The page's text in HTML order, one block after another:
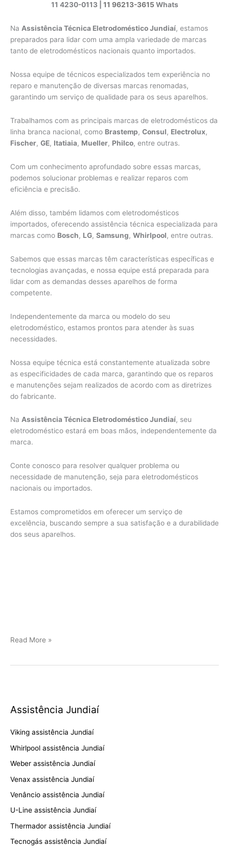
11 4230-0113 | 11 96213-3615 Whats
Na Assistência Técnica Eletrodoméstico Jundiaí, estamos
preparados para lidar com uma ampla variedade de marcas
tanto de eletrodomésticos nacionais quanto importados.
Nossa equipe de técnicos especializados tem experiência no
reparo e manutenção de diversas marcas renomadas,
garantindo um serviço de qualidade para os seus aparelhos.
Trabalhamos com as principais marcas de eletrodomésticos da
linha branca nacional, como Brastemp, Consul, Electrolux,
Fischer, GE, Itatiaia, Mueller, Philco, entre outras.
Com um conhecimento aprofundado sobre essas marcas,
podemos solucionar problemas e realizar reparos com
eficiência e precisão.
Além disso, também lidamos com eletrodomésticos
importados, oferecendo assistência técnica especializada para
marcas como Bosch, LG, Samsung, Whirlpool, entre outras.
Sabemos que essas marcas têm características específicas e
tecnologias avançadas, e nossa equipe está preparada para
lidar com as demandas desses aparelhos de forma
competente.
Independentemente da marca ou modelo do seu
eletrodoméstico, estamos prontos para atender às suas
necessidades.
Nossa equipe técnica está constantemente atualizada sobre
as especificidades de cada marca, garantindo que os reparos
e manutenções sejam realizados de acordo com as diretrizes
do fabricante.
Na Assistência Técnica Eletrodoméstico Jundiaí, seu
eletrodoméstico estará em boas mãos, independentemente da
marca.
Conte conosco para resolver qualquer problema ou
necessidade de manutenção, seja para eletrodomésticos
nacionais ou importados.
Estamos comprometidos em oferecer um serviço de
excelência, buscando sempre a sua satisfação e a durabilidade
dos seus aparelhos.
Jundiaí
Read More »
Assistência Jundiaí
Viking assistência Jundiaí
Whirlpool assistência Jundiaí
Weber assistência Jundiaí
Venax assistência Jundiaí
Venâncio assistência Jundiaí
U-Line assistência Jundiaí
Thermador assistência Jundiaí
Tecnogás assistência Jundiaí